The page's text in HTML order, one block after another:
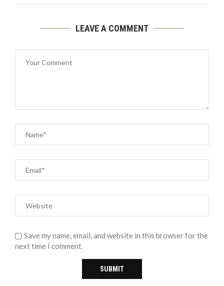
LEAVE A COMMENT
Save my name, email, and website in this browser for the
next time I comment.